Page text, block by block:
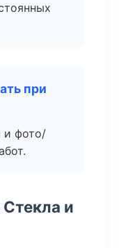
при
и фото/
и